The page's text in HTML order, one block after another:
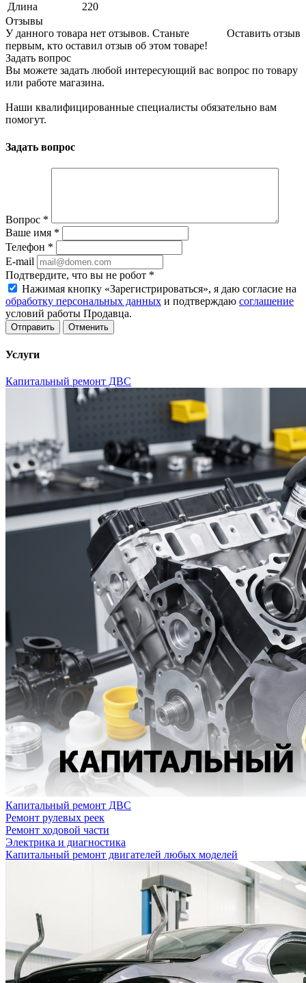
Длина
220
Отзывы
Оставить отзыв
У данного товара нет отзывов. Станьте
первым, кто оставил отзыв об этом товаре!
Задать вопрос
Вы можете задать любой интересующий вас вопрос по товару
или работе магазина.
Наши квалифицированные специалисты обязательно вам
помогут.
Задать вопрос
Вопрос *
Ваше имя *
Телефон *
E-mail
Подтвердите, что вы не робот *
Нажимая кнопку «Зарегистрироваться», я даю согласие на
обработку персональных данных и подтверждаю соглашение
условий работы Продавца.
Отменить
Услуги
Капитальный ремонт ДВС
Капитальный ремонт ДВС
Ремонт рулевых реек
Ремонт ходовой части
Электрика и диагностика
Капитальный ремонт двигателей любых моделей